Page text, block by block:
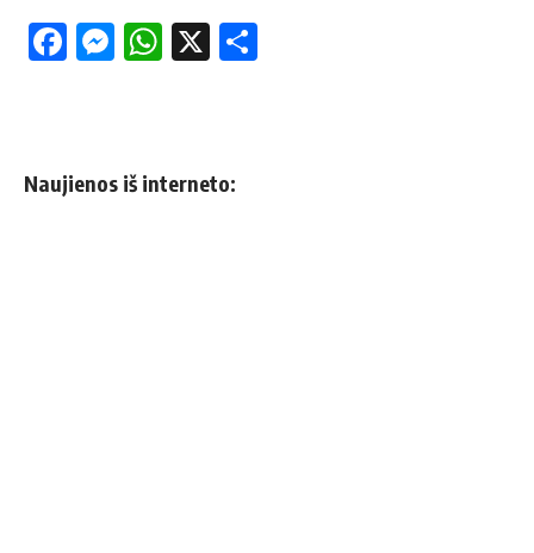
Facebook
Messenger
WhatsApp
X
Naujienos iš interneto: